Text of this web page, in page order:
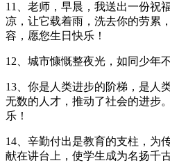
11、老师，早晨，我送出一份祝
凉，让它载着雨，洗去你的劳累
容，愿您生日快乐！
12、城市慷慨整夜光，如同少年
13、你是人类进步的阶梯，是人
无数的人才，推动了社会的进步
乐！
14、辛勤付出是教育的支柱，为
献在讲台上，使学生成为名扬千